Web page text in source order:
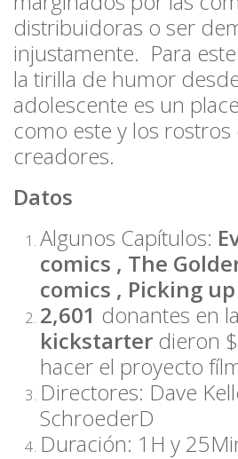
distribuidoras o ser
injustamente. Para
la tirilla de humor
adolescente es un
como este y los rostros
creadores.
Datos
Algunos Capítulos:
comics , The
comics , Picking
2,601 donantes en
kickstarter dieron
hacer el proyecto
Directores: Dave
SchroederD
Duración: 1H y